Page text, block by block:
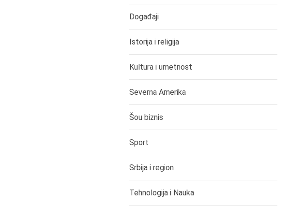
Događaji
Istorija i religija
Kultura i umetnost
Severna Amerika
Šou biznis
Sport
Srbija i region
Tehnologija i Nauka